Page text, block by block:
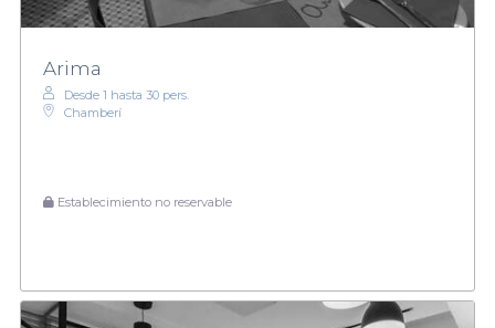
Arima
Desde 1 hasta 30 pers.
Chamberí
Establecimiento no reservable